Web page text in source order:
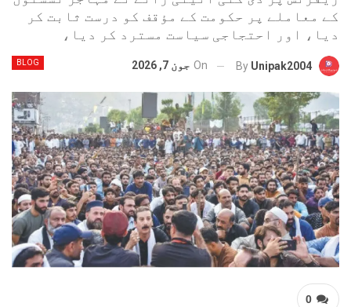
کے معاملے پر حکومت کے مؤقف کو درست ثابت کر
دیا، اور احتجاجی سیاست مسترد کر دیا،
BLOG By Unipak2004
On جون 7, 2026
0